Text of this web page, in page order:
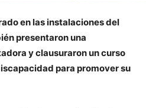
en las instalaciones del
presentaron una
y clausuraron un curso
para promover su